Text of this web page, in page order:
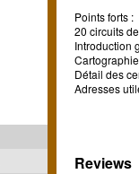
Points forts :
20 circuits
Introduction
Détail des
Adresses
Reviews